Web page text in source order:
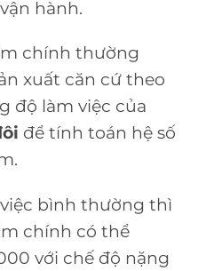
hành.
chính thường
xuất căn cứ theo
độ làm việc của
để tính toán hệ số
bình thường thì
chính có thể
với chế độ nặng